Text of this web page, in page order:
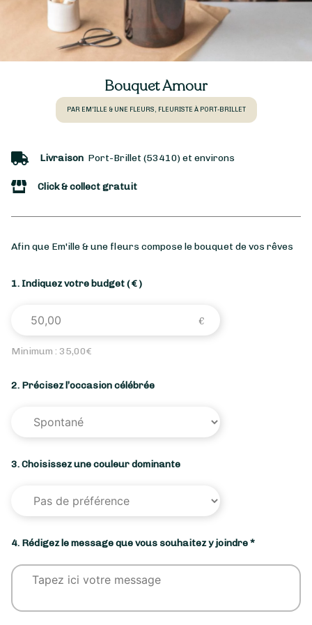
Bouquet Amour
PAR EM'ILLE & UNE FLEURS, FLEURISTE À PORT-BRILLET
Livraison Port-Brillet (53410) et environs
Click & collect gratuit
Afin que Em'ille & une fleurs compose le bouquet de vos rêves
1. Indiquez votre budget( € )
Minimum : 35,00€
2. Précisez l’occasion célébrée
3. Choisissez une couleur dominante
4. Rédigez le message que vous souhaitez y joindre *